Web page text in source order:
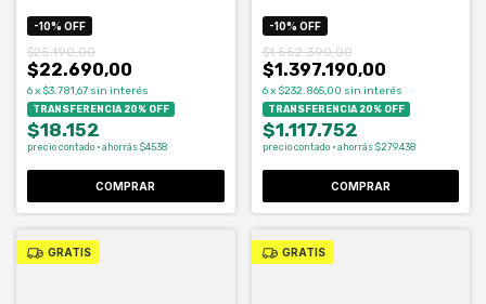
-10% OFF
$22.690,00
$25.190,00
6x $3.781,67 sin interés
TRANSFERENCIA 20% OFF
$18.152
precio contado · ahorrás $4538
COMPRAR
-10% OFF
$1.397.190,00
$1.552.390,00
6 x $232.865,00 sin interés
TRANSFERENCIA 20% OFF
$1.117.752
precio contado · ahorrás $279.438
GRATIS GRATIS